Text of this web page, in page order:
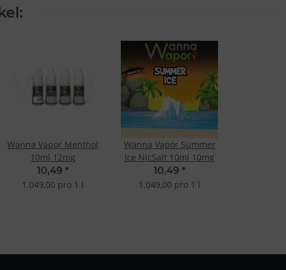
Wanna Vapor Menthol
10ml 12mg
10,49 *
1.049,00 pro 1 l
Wanna Vapor Summer
Ice NicSalt 10ml 10mg
10,49 *
1.049,00 pro 1 l